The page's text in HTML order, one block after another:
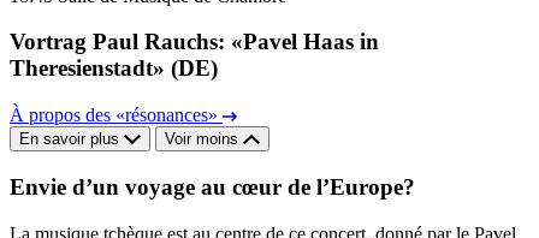
Vortrag Paul Rauchs: «Pavel Haas in
Theresienstadt» (DE)
À propos des «résonances»
En savoir plus Voir moins
Envie d’un voyage au cœur de l’Europe?
La musique tchèque est au centre de ce concert, donné par le Pavel